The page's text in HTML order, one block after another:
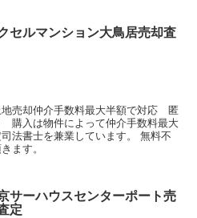
セルマンション大鳥居売却査
地売却仲介手数料最大半額で対応 匿
購入は物件によって仲介手数料最大
法書士を兼業しています。 無料不
ます。
サーハウスセンターポート売
定